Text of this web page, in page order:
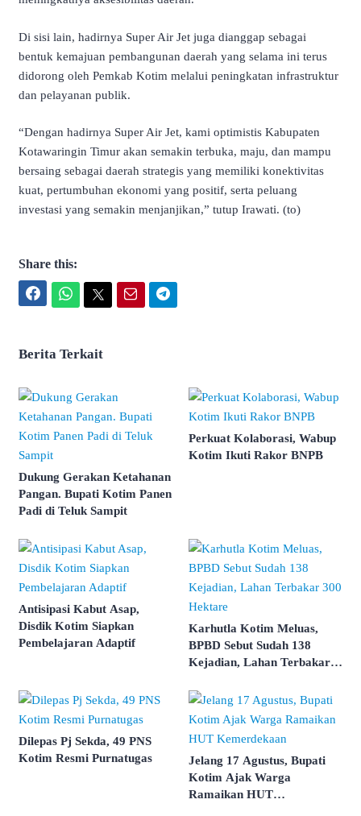
Di sisi lain, hadirnya Super Air Jet juga dianggap sebagai
bentuk kemajuan pembangunan daerah yang selama ini terus
didorong oleh Pemkab Kotim melalui peningkatan infrastruktur
dan pelayanan publik.
“Dengan hadirnya Super Air Jet, kami optimistis Kabupaten
Kotawaringin Timur akan semakin terbuka, maju, dan mampu
bersaing sebagai daerah strategis yang memiliki konektivitas
kuat, pertumbuhan ekonomi yang positif, serta peluang
investasi yang semakin menjanjikan,” tutup Irawati. (to)
Share this:
Berita Terkait
Dukung Gerakan Ketahanan
Pangan. Bupati Kotim Panen
Padi di Teluk Sampit
Perkuat Kolaborasi, Wabup
Kotim Ikuti Rakor BNPB
Antisipasi Kabut Asap,
Disdik Kotim Siapkan
Pembelajaran Adaptif
Karhutla Kotim Meluas,
BPBD Sebut Sudah 138
Kejadian, Lahan Terbakar
Dilepas Pj Sekda, 49 PNS
Kotim Resmi Purnatugas
Jelang 17 Agustus, Bupati
Kotim Ajak Warga
Ramaikan HUT